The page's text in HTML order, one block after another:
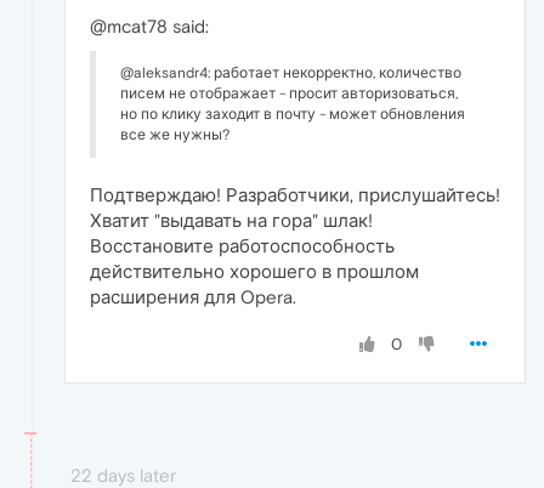
@mcat78 said:
@aleksandr4: работает некорректно, количество
писем не отображает - просит авторизоваться,
но по клику заходит в почту - может обновления
все же нужны?
Подтверждаю! Разработчики, прислушайтесь!
Хватит "выдавать на гора" шлак!
Восстановите работоспособность
действительно хорошего в прошлом
расширения для Opera.
0
22 days later